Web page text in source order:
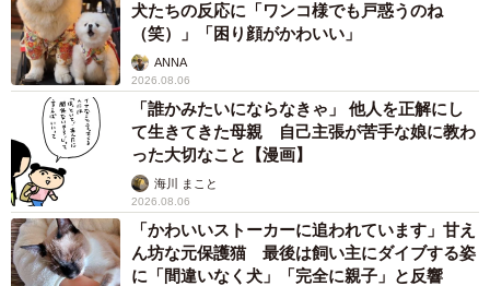
犬たちの反応に「ワンコ様でも戸惑うのね
（笑）」「困り顔がかわいい」
ANNA
2026.08.06
「誰かみたいにならなきゃ」 他人を正解にし
て生きてきた母親 自己主張が苦手な娘に教わ
った大切なこと【漫画】
海川 まこと
2026.08.06
「かわいいストーカーに追われています」甘え
ん坊な元保護猫 最後は飼い主にダイブする姿
に「間違いなく犬」「完全に親子」と反響